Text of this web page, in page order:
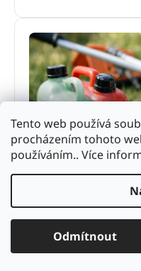
Tento web používá
procházením tohoto
používáním.. Více
Odmítnout
Jaký benzín do
startoval a vydržel?
oleje i častých chyb.
28. června 2026